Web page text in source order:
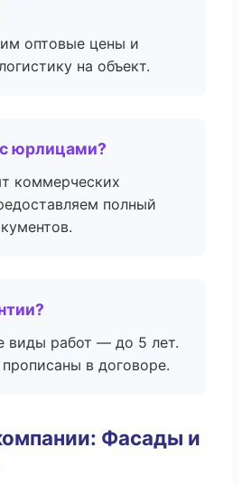
оптовые цены и
на объект.
юрлицами?
коммерческих
полный
виды работ — до 5 лет.
в договоре.
Фасады и